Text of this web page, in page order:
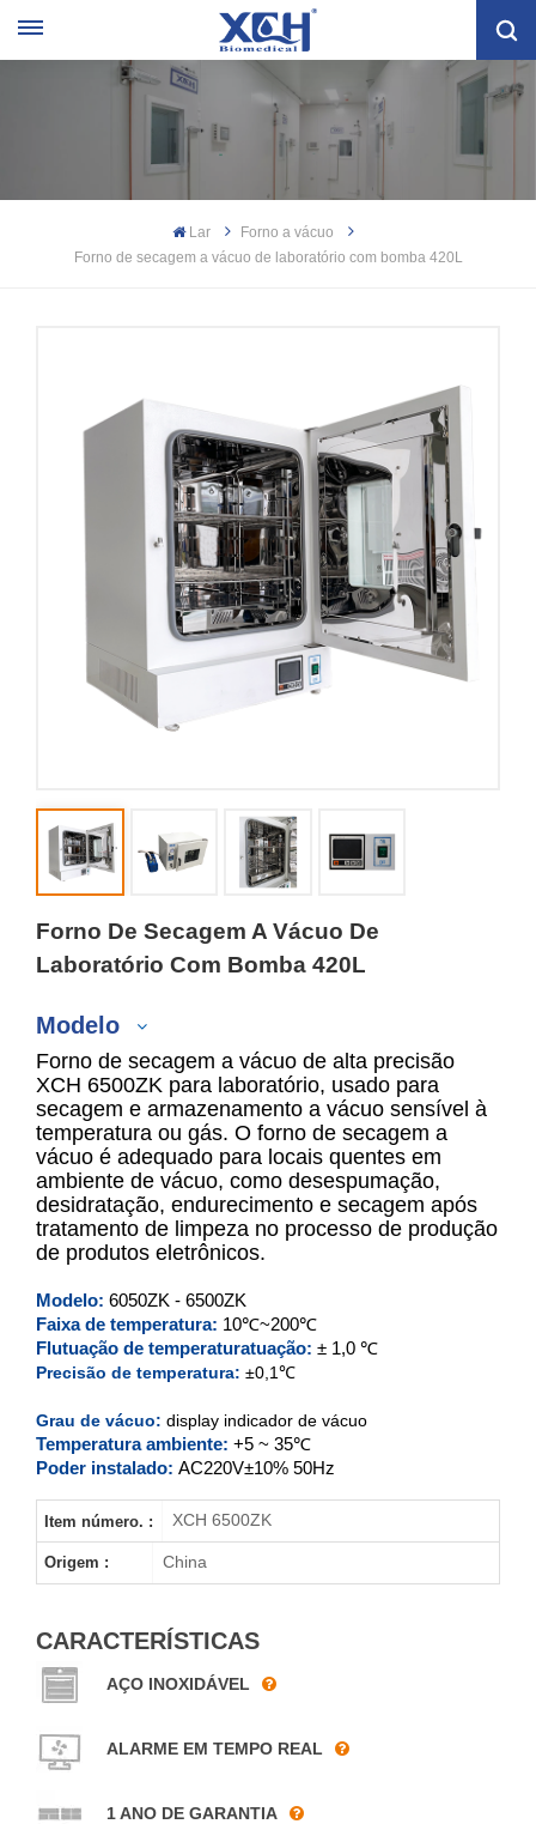
Lar
Forno a vácuo
Forno de secagem a vácuo de laboratório com bomba 420L
Forno De Secagem A Vácuo De
Laboratório Com Bomba 420L
Modelo
XCH-6050ZK
XCH-6090ZK
XCH-6210ZK
XCH-6500ZK
Forno de secagem a vácuo de alta precisão
XCH 6500ZK para laboratório, usado para
secagem e armazenamento a vácuo sensível à
temperatura ou gás. O forno de secagem a
vácuo é adequado para locais quentes em
ambiente de vácuo, como desespumação,
desidratação, endurecimento e secagem após
tratamento de limpeza no processo de produção
de produtos eletrônicos.
Modelo: 6050ZK - 6500ZK
Faixa de temperatura: 10℃~200℃
Flutuação de temperaturatuação: ± 1,0 ℃
Precisão de temperatura: ±0,1℃
Grau de vácuo: display indicador de vácuo
Temperatura ambiente: +5 ~ 35℃
Poder instalado: AC220V±10% 50Hz
Item número. : XCH 6500ZK
Origem : China
CARACTERÍSTICAS
AÇO INOXIDÁVEL
ALARME EM TEMPO REAL
1 ANO DE GARANTIA